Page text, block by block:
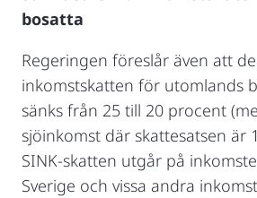
bosatta
Regeringen föreslår även att
inkomstskatten för utomlands
sänks från 25 till 20 procent
sjöinkomst där skattesatsen är
SINK-skatten utgår på
Sverige och vissa andra